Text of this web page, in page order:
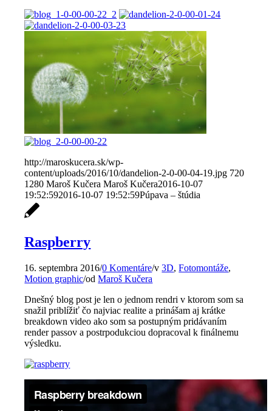
http://maroskucera.sk/wp-
content/uploads/2016/10/dandelion-2-0-00-04-19.jpg 720
1280 Maroš Kučera Maroš Kučera2016-10-07
19:52:592016-10-07 19:52:59Púpava – štúdia
Raspberry
16. septembra 2016/0 Komentáre/v3D,Fotomontáže,
Motion graphic/odMaroš Kučera
Dnešný blog post je len o jednom rendri v ktorom som sa
snažil priblížiť čo najviac realite a prinášam aj krátke
breakdown video ako som sa postupným pridávaním
render passov a postrpodukciou dopracoval k finálnemu
výsledku.